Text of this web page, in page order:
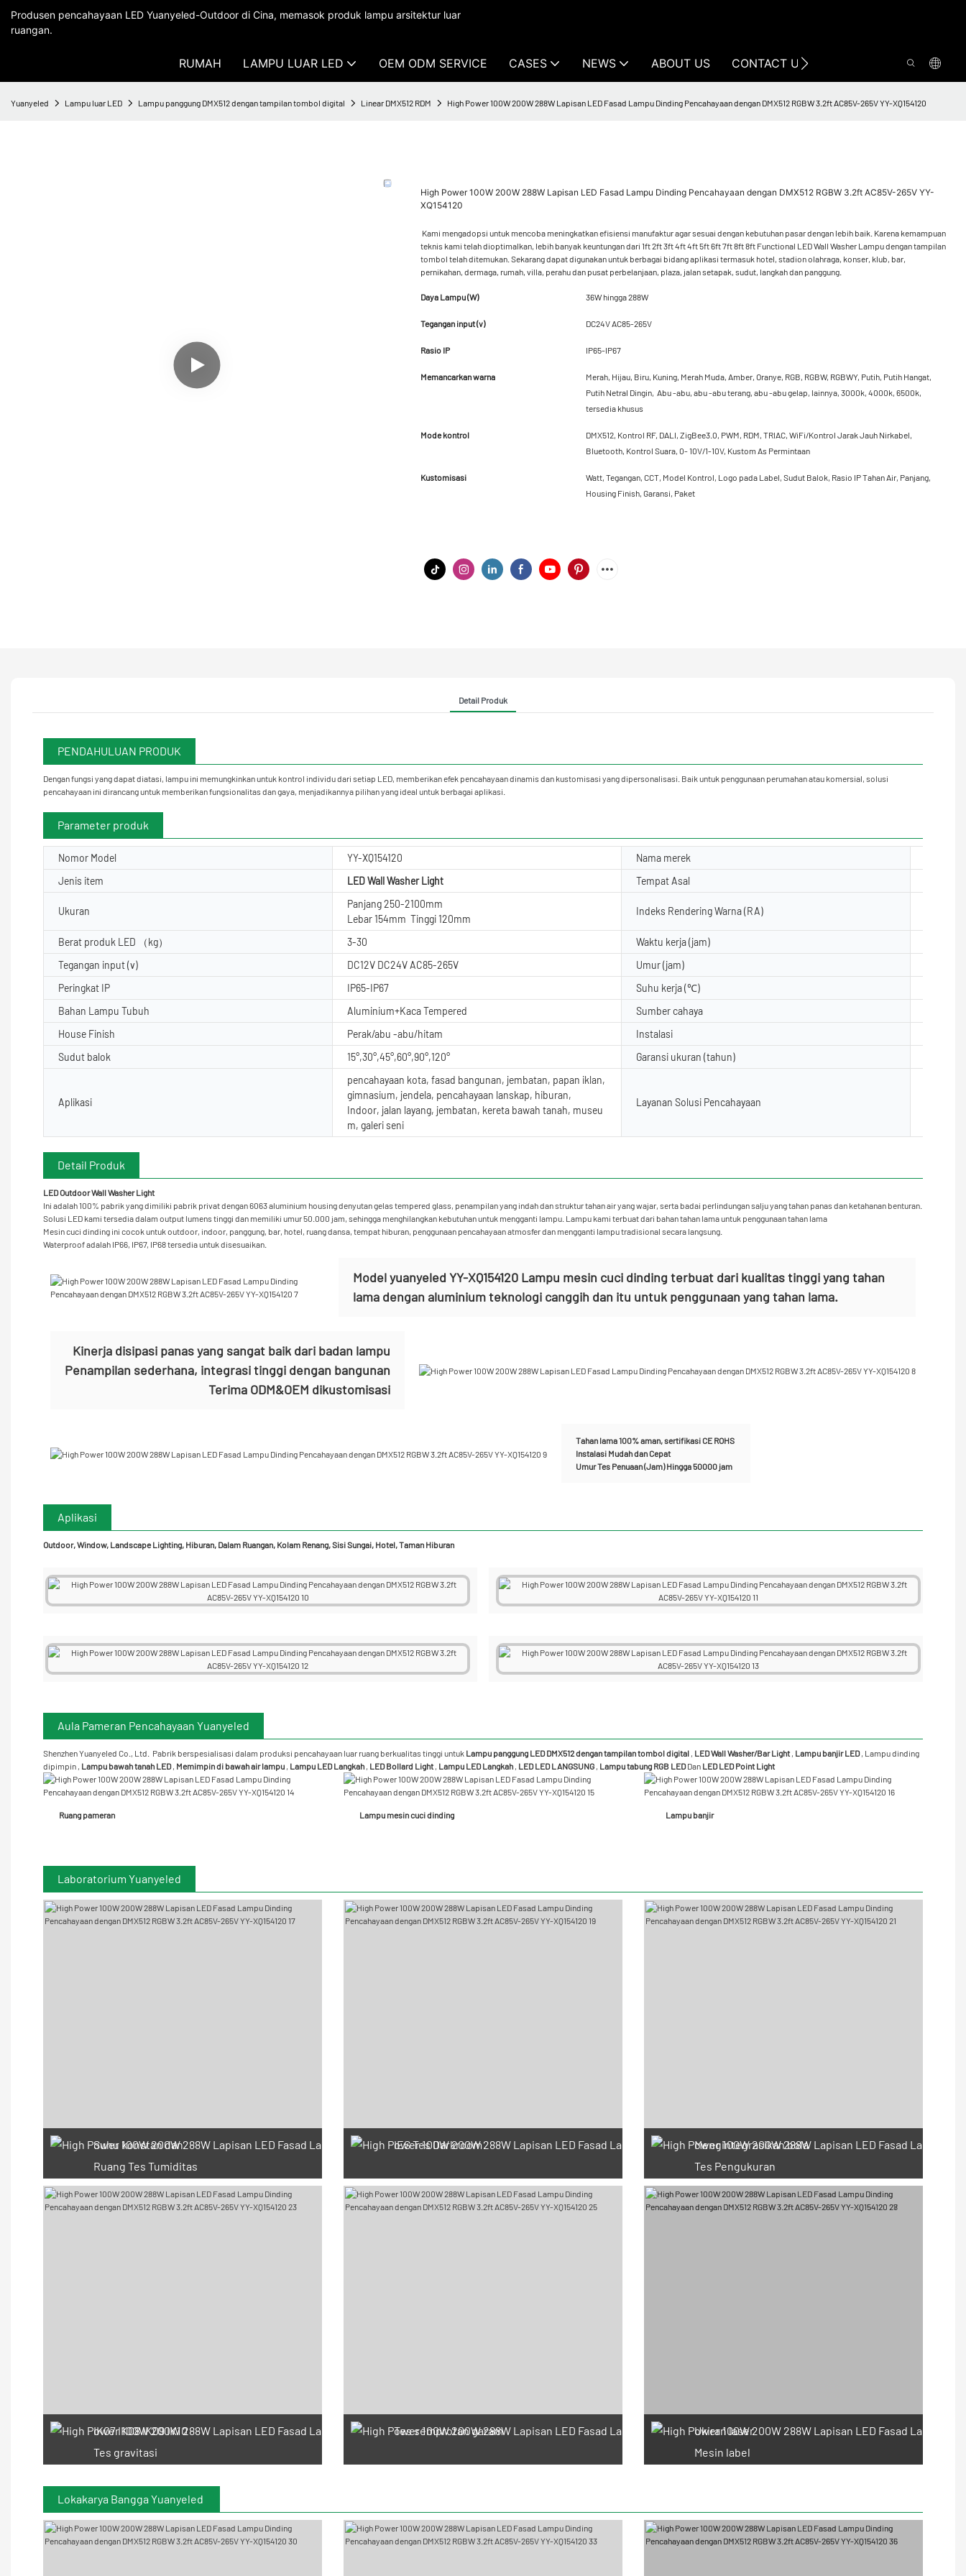
Produsen pencahayaan LED Yuanyeled-Outdoor di Cina, memasok produk lampu arsitektur luar
ruangan.
RUMAH LAMPU LUAR LED OEM ODM SERVICE CASES NEWS ABOUT US CONTACT US
Yuanyeled Lampu luar LED Lampu panggung DMX512 dengan tampilan tombol digital Linear DMX512 RDM High Power 100W 200W 288W Lapisan LED Fasad Lampu Dinding Pencahayaan dengan DMX512 RGBW 3.2ft AC85V-265V YY-XQ154120
High Power 100W 200W 288W Lapisan LED Fasad Lampu Dinding Pencahayaan dengan DMX512 RGBW 3.2ft AC85V-265V YY-
XQ154120
Kami mengadopsi untuk mencoba meningkatkan efisiensi manufaktur agar sesuai dengan kebutuhan pasar dengan lebih baik. Karena kemampuan
teknis kami telah dioptimalkan, lebih banyak keuntungan dari 1ft 2ft 3ft 4ft 4ft 5ft 6ft 7ft 8ft 8ft Functional LED Wall Washer Lampu dengan tampilan
tombol telah ditemukan. Sekarang dapat digunakan untuk berbagai bidang aplikasi termasuk hotel, stadion olahraga, konser, klub, bar,
pernikahan, dermaga, rumah, villa, perahu dan pusat perbelanjaan, plaza, jalan setapak, sudut, langkah dan panggung.
Daya Lampu (W) 36W hingga 288W
Tegangan input (v) DC24V AC85-265V
Rasio IP IP65-IP67
Memancarkan warna
Merah, Hijau, Biru, Kuning, Merah Muda, Amber, Oranye, RGB, RGBW, RGBWY, Putih, Putih Hangat,
Putih Netral Dingin, Abu -abu, abu -abu terang, abu -abu gelap, lainnya, 3000k, 4000k, 6500k,
tersedia khusus
Mode kontrol
DMX512, Kontrol RF, DALI, ZigBee3.0, PWM, RDM, TRIAC, WiFi/Kontrol Jarak Jauh Nirkabel,
Bluetooth, Kontrol Suara, 0- 10V/1-10V, Kustom As Permintaan
Kustomisasi
Watt, Tegangan, CCT, Model Kontrol, Logo pada Label, Sudut Balok, Rasio IP Tahan Air, Panjang,
Housing Finish, Garansi, Paket
Detail Produk
PENDAHULUAN PRODUK
Dengan fungsi yang dapat diatasi, lampu ini memungkinkan untuk kontrol individu dari setiap LED, memberikan efek pencahayaan dinamis dan kustomisasi yang dipersonalisasi. Baik untuk penggunaan perumahan atau komersial, solusi
pencahayaan ini dirancang untuk memberikan fungsionalitas dan gaya, menjadikannya pilihan yang ideal untuk berbagai aplikasi.
Parameter produk
Nomor Model YY-XQ154120 Nama merek
Jenis item
LED Wall Washer Light Tempat Asal
Ukuran
Panjang 250-2100mm
Lebar 154mm Tinggi 120mm
Indeks Rendering Warna (RA)
Berat produk LED （kg） 3-30 Waktu kerja (jam)
Tegangan input (v)
DC12V DC24V AC85-265V Umur (jam)
Peringkat IP
IP65-IP67 Suhu kerja (℃)
Bahan Lampu Tubuh
Aluminium+Kaca Tempered Sumber cahaya
House Finish
Perak/abu -abu/hitam Instalasi
Sudut balok
15°,30°,45°,60°,90°,120° Garansi ukuran (tahun)
Aplikasi
pencahayaan kota, fasad bangunan, jembatan, papan iklan,
gimnasium, jendela, pencahayaan lanskap, hiburan,
Indoor, jalan layang, jembatan, kereta bawah tanah, museu
m, galeri seni
Layanan Solusi Pencahayaan
Detail Produk
LED Outdoor Wall Washer Light
Ini adalah 100% pabrik yang dimiliki pabrik privat dengan 6063 aluminium housing denyutan gelas tempered glass, penampilan yang indah dan struktur tahan air yang wajar, serta badai perlindungan salju yang tahan panas dan ketahanan benturan.
Solusi LED kami tersedia dalam output lumens tinggi dan memiliki umur 50.000 jam, sehingga menghilangkan kebutuhan untuk mengganti lampu. Lampu kami terbuat dari bahan tahan lama untuk penggunaan tahan lama
Mesin cuci dinding ini cocok untuk outdoor, indoor, panggung, bar, hotel, ruang dansa, tempat hiburan, penggunaan pencahayaan atmosfer dan mengganti lampu tradisional secara langsung.
Waterproof adalah IP66, IP67, IP68 tersedia untuk disesuaikan.
Model yuanyeled YY-XQ154120 Lampu mesin cuci dinding terbuat dari kualitas tinggi yang tahan
lama dengan aluminium teknologi canggih dan itu untuk penggunaan yang tahan lama.
Kinerja disipasi panas yang sangat baik dari badan lampu
Penampilan sederhana, integrasi tinggi dengan bangunan
Terima ODM&OEM dikustomisasi
Tahan lama 100% aman, sertifikasi CE ROHS
Instalasi Mudah dan Cepat
Umur Tes Penuaan (Jam) Hingga 50000 jam
Aplikasi
Outdoor, Window, Landscape Lighting, Hiburan, Dalam Ruangan, Kolam Renang, Sisi Sungai, Hotel, Taman Hiburan
Aula Pameran Pencahayaan Yuanyeled
Shenzhen Yuanyeled Co., Ltd. Pabrik berspesialisasi dalam produksi pencahayaan luar ruang berkualitas tinggi untuk Lampu panggung LED DMX512 dengan tampilan tombol digital LED Wall Washer/Bar Light Lampu banjir LED Lampu dinding
dipimpin Lampu bawah tanah LED Memimpin di bawah airlampu Lampu LED Langkah LED Bollard Light Lampu LED Langkah LED LED LANGSUNG Lampu tabung RGB LEDDan LED LED Point Light
Ruang pameran Lampu mesin cuci dinding Lampu banjir
Laboratorium Yuanyeled
Suhu konstan dan
Ruang Tes Tumiditas
IES Tes Darkroom
Mengintegrasikan bola
Tes Pengukuran
66 kupon yang tersedia
IK07 IK08 IK09 IK10
Tes gravitasi
Tes semprotan garam
Ukiran laser
Mesin label
Lokakarya Bangga Yuanyeled